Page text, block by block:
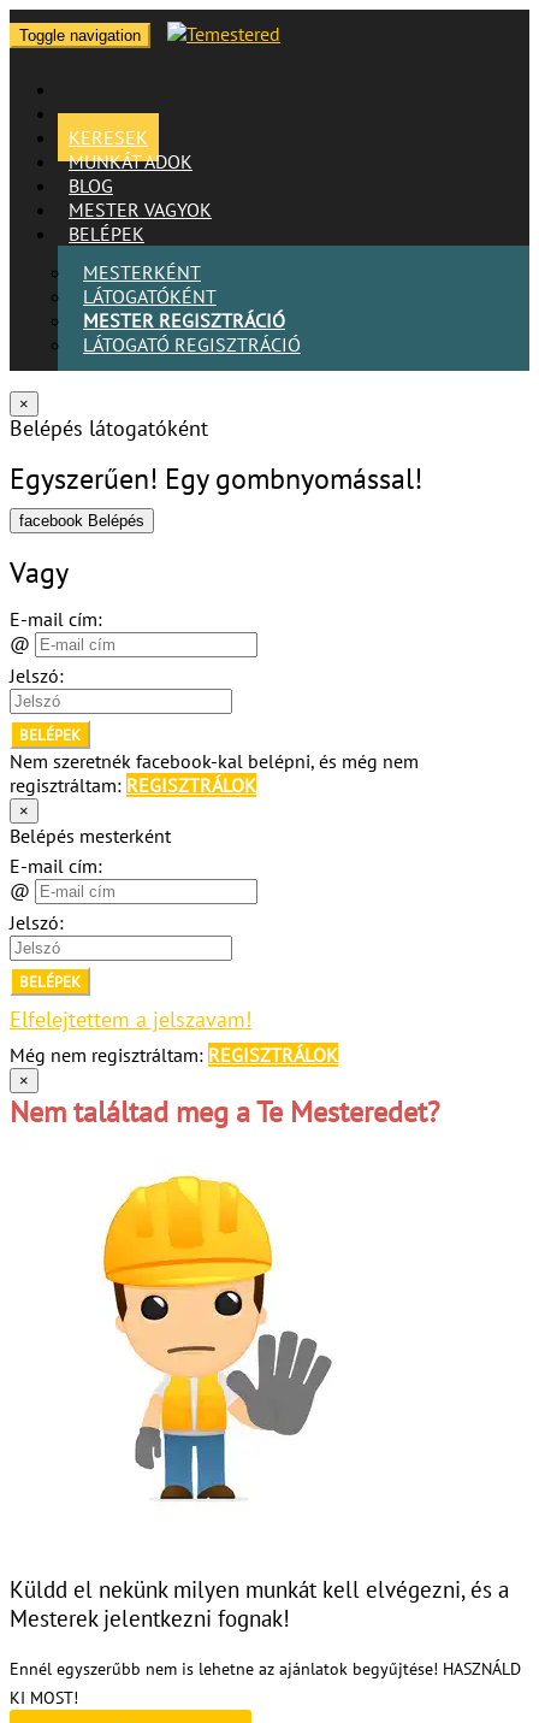
Toggle navigation
KERESEK
MUNKÁT ADOK
BLOG
MESTER VAGYOK
BELÉPEK
MESTERKÉNT
LÁTOGATÓKÉNT
MESTER REGISZTRÁCIÓ
LÁTOGATÓ REGISZTRÁCIÓ
×
Belépés látogatóként
Egyszerűen! Egy gombnyomással!
facebook Belépés
Vagy
E-mail cím:
@
Jelszó:
BELÉPEK
Nem szeretnék facebook-kal belépni, és még nem
regisztráltam: REGISZTRÁLOK
×
Belépés mesterként
E-mail cím:
@
Jelszó:
BELÉPEK
Elfelejtettem a jelszavam!
Még nem regisztráltam: REGISZTRÁLOK
×
Nem találtad meg a Te Mesteredet?
Küldd el nekünk milyen munkát kell elvégezni, és a
Mesterek jelentkezni fognak!
Ennél egyszerűbb nem is lehetne az ajánlatok begyűjtése! HASZNÁLD
KI MOST!